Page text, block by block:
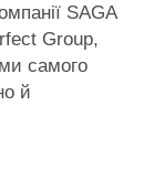
SAGA
Group,
самого
й